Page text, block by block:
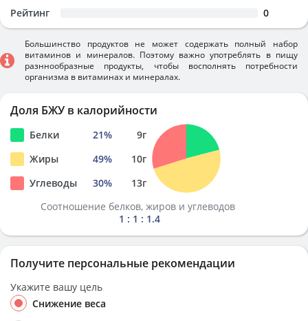
Рейтинг 0
Большинство продуктов не может содержать полный набор
витаминов и минералов. Поэтому важно употреблять в пищу
разннообразные продукты, чтобы восполнять потребности
организма в витаминах и минералах.
Доля БЖУ в калорийности
Белки 21% 9г
Жиры
49% 10г
Углеводы
30% 13г
Соотношение белков, жиров и углеводов
1 : 1 : 1.4
Получите персональные рекомендации
Укажите вашу цель
Снижение веса